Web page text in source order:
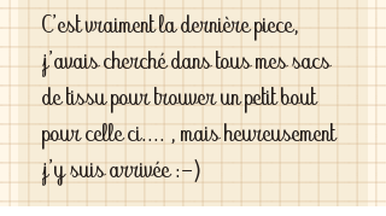
C'est vraiment la dernière piece,
j'avais cherché dans tous mes sacs
de tissu pour trouver un petit bout
pour celle ci.... , mais heureusement
j'y suis arrivée :-)